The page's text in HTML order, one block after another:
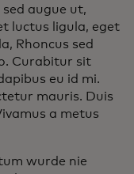
augue ut,
luctus ligula, eget
Rhoncus sed
Curabitur sit
eu id mi.
mauris. Duis
a metus
wurde nie